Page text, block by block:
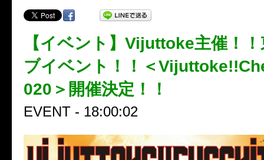
【イベント】Vijuttoke主催！
ブイベント！！＜
020＞開催決定！！
EVENT - 18:00:02